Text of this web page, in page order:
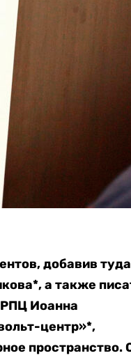
добавив туда
а также
Иоанна
центр»*,
пространство.